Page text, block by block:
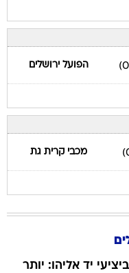
הפועל ירושלים
מכבי קרית גת
יד אליהו: יותר